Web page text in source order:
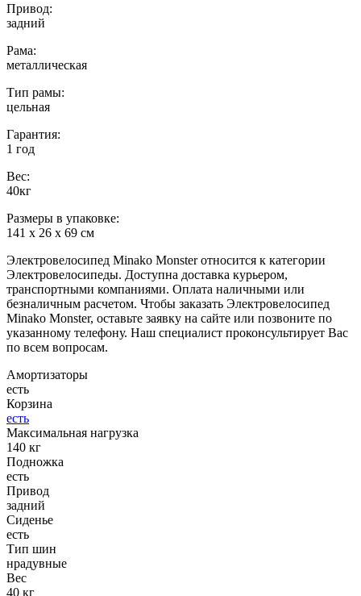
Привод:
задний
Рама:
металлическая
Тип рамы:
цельная
Гарантия:
1 год
Вес:
40кг
Размеры в упаковке:
141 x 26 x 69 см
Электровелосипед Minako Monster относится к категории
Электровелосипеды. Доступна доставка курьером,
транспортными компаниями. Оплата наличными или
безналичным расчетом. Чтобы заказать Электровелосипед
Minako Monster, оставьте заявку на сайте или позвоните по
указанному телефону. Наш специалист проконсультирует Вас
по всем вопросам.
Амортизаторы
есть
Корзина
есть
Максимальная нагрузка
140 кг
Подножка
есть
Привод
задний
Сиденье
есть
Тип шин
нрадувные
Вес
40 кг